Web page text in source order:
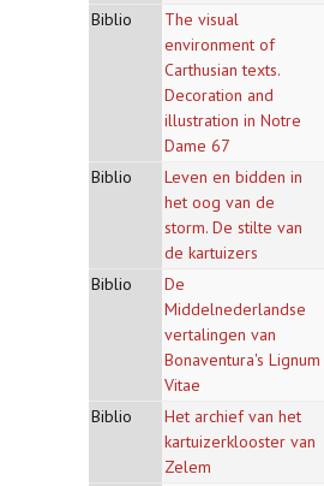
Biblio
The visual
environment of
Carthusian texts.
Decoration and
illustration in Notre
Dame 67
Biblio
Leven en bidden in
het oog van de
storm. De stilte van
de kartuizers
Biblio
De
Middelnederlandse
vertalingen van
Bonaventura's Lignum
Vitae
Biblio
Het archief van het
kartuizerklooster van
Zelem